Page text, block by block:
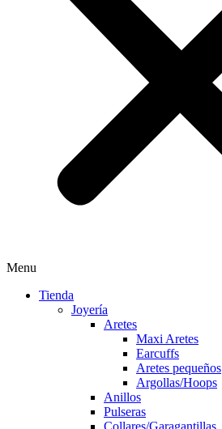
Menu
Tienda
Joyería
Aretes
Maxi Aretes
Earcuffs
Aretes pequeños
Argollas/Hoops
Anillos
Pulseras
Collares/Garagantillas